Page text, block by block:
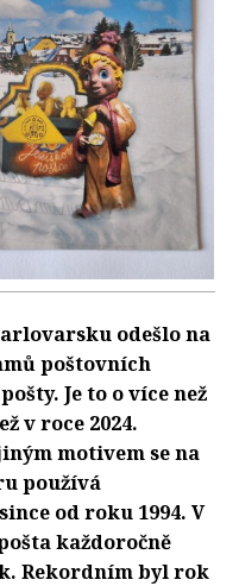
odešlo na
poštovních
Je to o více než
v roce 2024.
motivem se na
používá
od roku 1994. V
každoročně
Rekordním byl rok